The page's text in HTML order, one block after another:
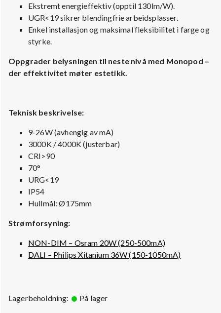
Ekstremt energieffektiv (opptil 130lm/W).
UGR<19 sikrer blendingfrie arbeidsplasser.
Enkel installasjon og maksimal fleksibilitet i farge og
styrke.
Oppgrader belysningen til neste nivå med Monopod –
der effektivitet møter estetikk.
Teknisk beskrivelse:
9-26W (avhengig av mA)
3000K / 4000K (justerbar)
CRI>90
70°
URG<19
IP54
Hullmål: Ø175mm
Strømforsyning:
NON-DIM – Osram 20W (250-500mA)
DALI – Philips Xitanium 36W (150-1050mA)
Lagerbeholdning: På lager